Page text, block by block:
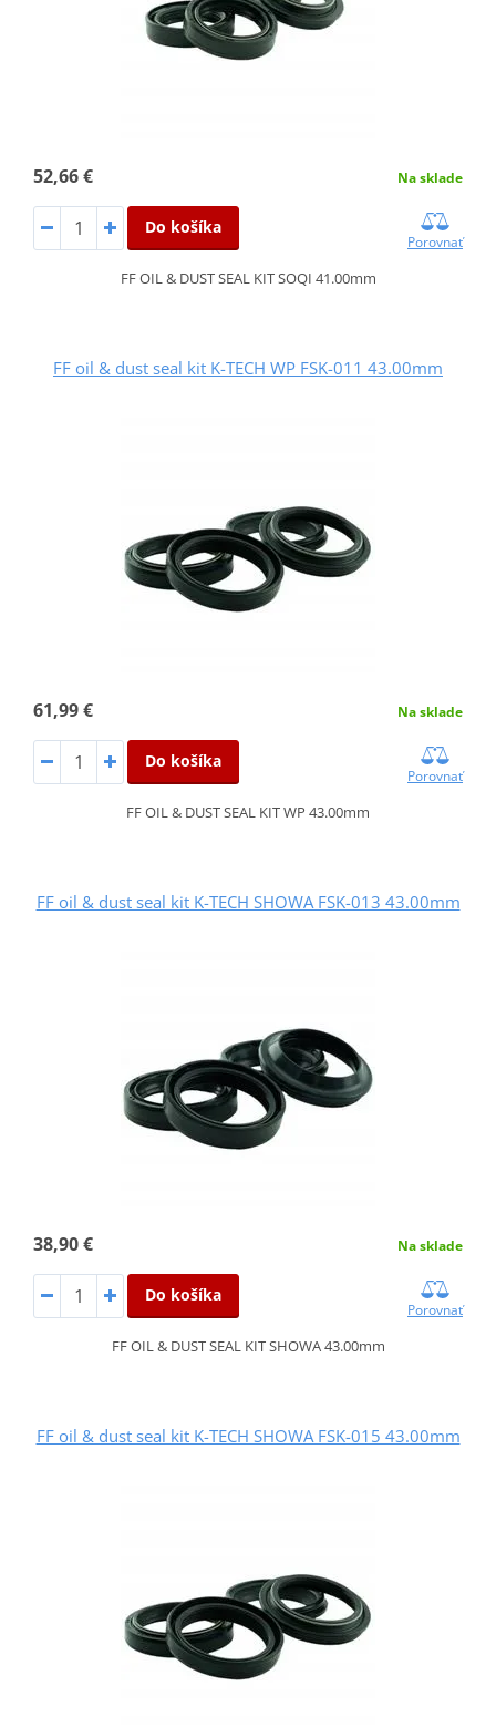
52,66 € Na sklade
Do košíka
Porovnať
FF OIL & DUST SEAL KIT SOQI 41.00mm
FF oil & dust seal kit K-TECH WP FSK-011 43.00mm
61,99 € Na sklade
Do košíka
Porovnať
FF OIL & DUST SEAL KIT WP 43.00mm
FF oil & dust seal kit K-TECH SHOWA FSK-013 43.00mm
38,90 € Na sklade
Do košíka
Porovnať
FF OIL & DUST SEAL KIT SHOWA 43.00mm
FF oil & dust seal kit K-TECH SHOWA FSK-015 43.00mm